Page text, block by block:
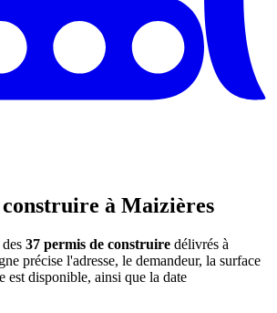
à Maizières
37 permis de construire délivrés à
précise l'adresse, le demandeur, la surface
est disponible, ainsi que la date